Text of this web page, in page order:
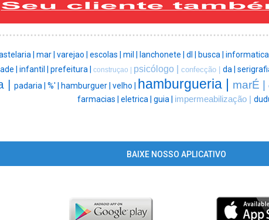
| mar | varejao | escolas | mil | lanchonete | dl | busca | informatica |
| infantil | prefeitura | construçao | psicólogo | confecção | da |
| padaria | %' | hamburguer | velho | hamburgueria | marÉ |
farmacias | eletrica | guia | impermeabilização |
BAIXE NOSSO APLICATIVO